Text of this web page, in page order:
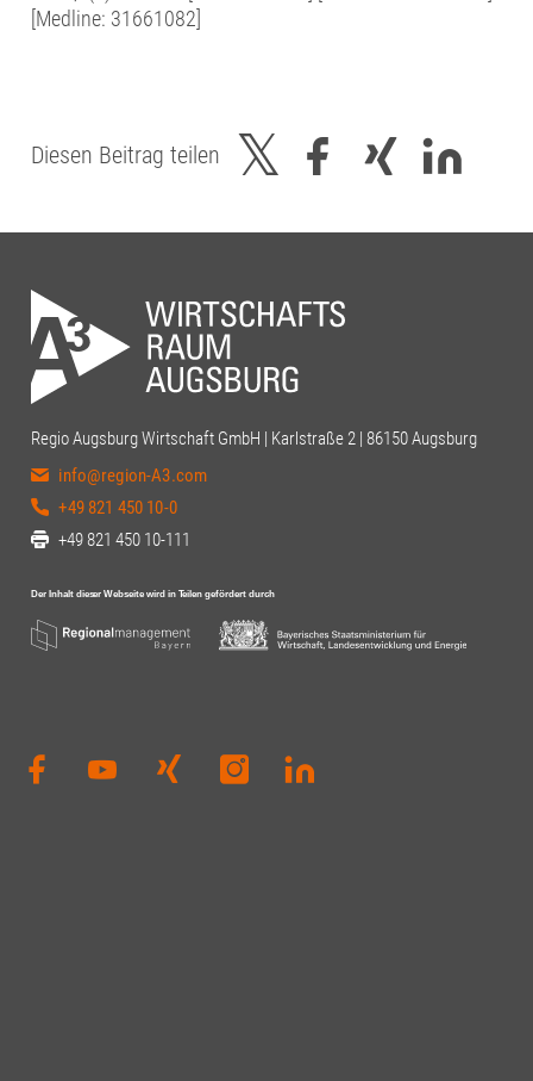
[Medline: 31661082]
Diesen Beitrag teilen
Regio Augsburg Wirtschaft GmbH | Karlstraße 2 | 86150 Augsburg
info@region-A3.com
+49 821 450 10-0
+49 821 450 10-111